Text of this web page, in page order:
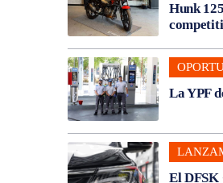
Hunk
La YPF
El DFSK